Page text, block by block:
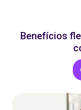
Benefícios